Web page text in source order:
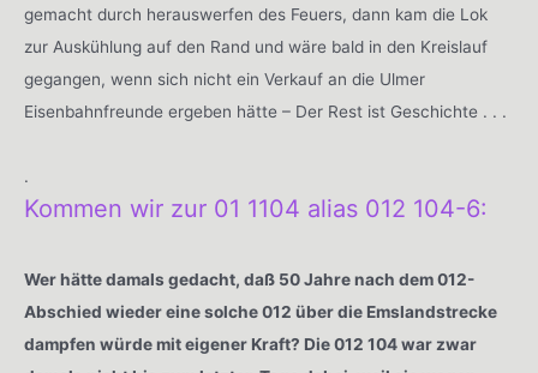
gemacht durch herauswerfen des Feuers, dann kam die Lok
zur Auskühlung auf den Rand und wäre bald in den Kreislauf
gegangen, wenn sich nicht ein Verkauf an die Ulmer
Eisenbahnfreunde ergeben hätte – Der Rest ist Geschichte . . .
.
Kommen wir zur 01 1104 alias 012 104-6:
Wer hätte damals gedacht, daß 50 Jahre nach dem 012-
Abschied wieder eine solche 012 über die Emslandstrecke
dampfen würde mit eigener Kraft? Die 012 104 war zwar